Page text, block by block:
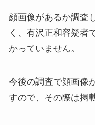
顔画像があるか調査
く、有沢正和容疑者
かっていません。
今後の調査で顔画像
すので、その際は掲